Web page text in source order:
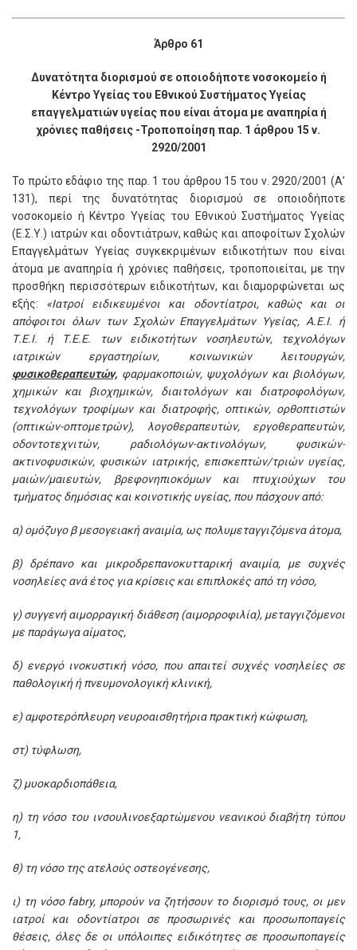
Άρθρο 61
Δυνατότητα διορισμού σε οποιοδήποτε νοσοκομείο ή
Κέντρο Υγείας του Εθνικού Συστήματος Υγείας
επαγγελματιών υγείας που είναι άτομα με αναπηρία ή
χρόνιες παθήσεις -Τροποποίηση παρ. 1 άρθρου 15 ν.
2920/2001
Το πρώτο εδάφιο της παρ. 1 του άρθρου 15 του ν. 2920/2001 (Α’
131), περί της δυνατότητας διορισμού σε οποιοδήποτε
νοσοκομείο ή Κέντρο Υγείας του Εθνικού Συστήματος Υγείας
(Ε.Σ.Υ.) ιατρών και οδοντιάτρων, καθώς και αποφοίτων Σχολών
Επαγγελμάτων Υγείας συγκεκριμένων ειδικοτήτων που είναι
άτομα με αναπηρία ή χρόνιες παθήσεις, τροποποιείται, με την
προσθήκη περισσότερων ειδικοτήτων, και διαμορφώνεται ως
εξής: «Ιατροί ειδικευμένοι και οδοντίατροι, καθώς και οι
απόφοιτοι όλων των Σχολών Επαγγελμάτων Υγείας, Α.Ε.Ι. ή
Τ.Ε.Ι. ή Τ.Ε.Ε. των ειδικοτήτων νοσηλευτών, τεχνολόγων
ιατρικών εργαστηρίων, κοινωνικών λειτουργών,
φυσικοθεραπευτών, φαρμακοποιών, ψυχολόγων και βιολόγων,
χημικών και βιοχημικών, διαιτολόγων και διατροφολόγων,
τεχνολόγων τροφίμων και διατροφής, οπτικών, ορθοπτιστών
(οπτικών-οπτομετρών), λογοθεραπευτών, εργοθεραπευτών,
οδοντοτεχνιτών, ραδιολόγων-ακτινολόγων, φυσικών-
ακτινοφυσικών, φυσικών ιατρικής, επισκεπτών/τριών υγείας,
μαιών/μαιευτών, βρεφονηπιοκόμων και πτυχιούχων του
τμήματος δημόσιας και κοινοτικής υγείας, που πάσχουν από:
α) ομόζυγο β μεσογειακή αναιμία, ως πολυμεταγγιζόμενα άτομα,
β) δρέπανο και μικροδρεπανοκυτταρική αναιμία, με συχνές
νοσηλείες ανά έτος για κρίσεις και επιπλοκές από τη νόσο,
γ) συγγενή αιμορραγική διάθεση (αιμορροφιλία), μεταγγιζόμενοι
με παράγωγα αίματος,
δ) ενεργό ινοκυστική νόσο, που απαιτεί συχνές νοσηλείες σε
παθολογική ή πνευμονολογική κλινική,
ε) αμφοτερόπλευρη νευροαισθητήρια πρακτική κώφωση,
στ) τύφλωση,
ζ) μυοκαρδιοπάθεια,
η) τη νόσο του ινσουλινοεξαρτώμενου νεανικού διαβήτη τύπου
1,
θ) τη νόσο της ατελούς οστεογένεσης,
ι) τη νόσο fabry, μπορούν να ζητήσουν το διορισμό τους, οι μεν
ιατροί και οδοντίατροι σε προσωρινές και προσωποπαγείς
θέσεις, όλες δε οι υπόλοιπες ειδικότητες σε προσωποπαγείς